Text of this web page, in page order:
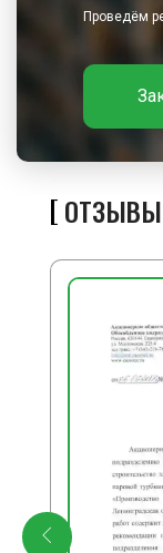
Проведём
ОТЗЫВЫ